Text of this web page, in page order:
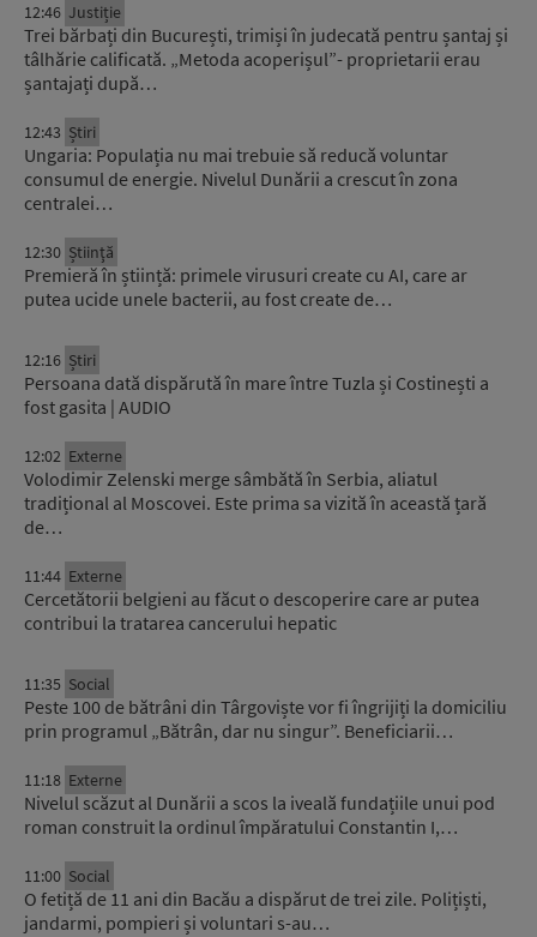
12:46 Justiție
Trei bărbați din București, trimiși în judecată pentru șantaj și
tâlhărie calificată. „Metoda acoperișul”- proprietarii erau
șantajați după…
12:43 Știri
Ungaria: Populația nu mai trebuie să reducă voluntar
consumul de energie. Nivelul Dunării a crescut în zona
centralei…
12:30 Știinţă
Premieră în știință: primele virusuri create cu AI, care ar
putea ucide unele bacterii, au fost create de…
12:16 Știri
Persoana dată dispărută în mare între Tuzla și Costinești a
fost gasita | AUDIO
12:02 Externe
Volodimir Zelenski merge sâmbătă în Serbia, aliatul
tradițional al Moscovei. Este prima sa vizită în această țară
de…
11:44 Externe
Cercetătorii belgieni au făcut o descoperire care ar putea
contribui la tratarea cancerului hepatic
11:35 Social
Peste 100 de bătrâni din Târgoviște vor fi îngrijiți la domiciliu
prin programul „Bătrân, dar nu singur”. Beneficiarii…
11:18 Externe
Nivelul scăzut al Dunării a scos la iveală fundațiile unui pod
roman construit la ordinul împăratului Constantin I,…
11:00 Social
O fetiță de 11 ani din Bacău a dispărut de trei zile. Polițiști,
jandarmi, pompieri și voluntari s-au…